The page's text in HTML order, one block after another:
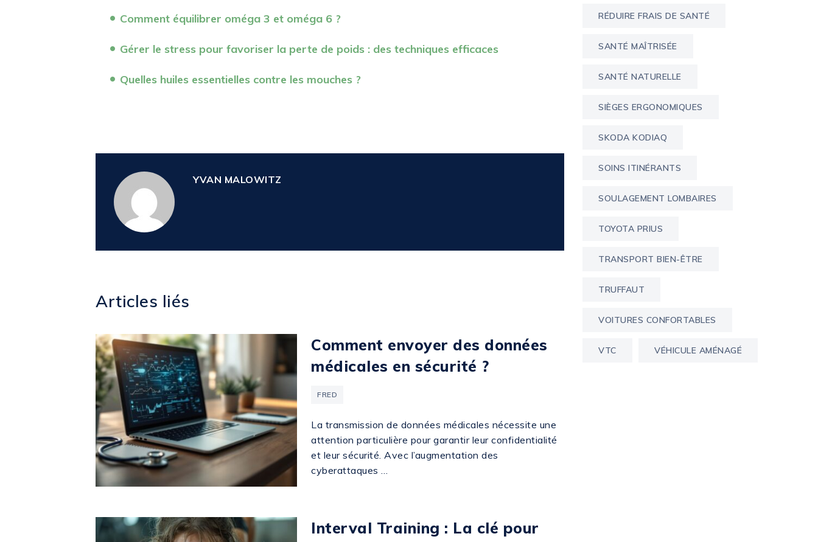
Comment équilibrer oméga 3 et oméga 6 ?
Gérer le stress pour favoriser la perte de poids : des techniques efficaces
Quelles huiles essentielles contre les mouches ?
YVAN MALOWITZ
Articles liés
Comment envoyer des données
médicales en sécurité ?
FRED
La transmission de données médicales nécessite une
attention particulière pour garantir leur confidentialité
et leur sécurité. Avec l’augmentation des
cyberattaques …
Interval Training : La clé pour
RÉDUIRE FRAIS DE SANTÉ
SANTÉ MAÎTRISÉE
SANTÉ NATURELLE
SIÈGES ERGONOMIQUES
SKODA KODIAQ
SOINS ITINÉRANTS
SOULAGEMENT LOMBAIRES
TOYOTA PRIUS
TRANSPORT BIEN-ÊTRE
TRUFFAUT
VOITURES CONFORTABLES
VTC VÉHICULE AMÉNAGÉ